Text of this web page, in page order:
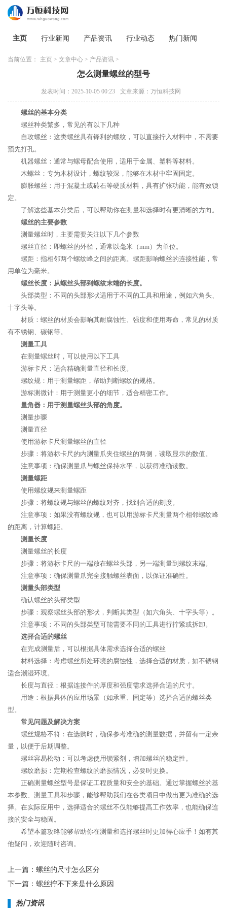
主页 行业新闻 产品资讯 行业动态 热门新闻
当前位置： 主页 > 文章中心 > 产品资讯 >
怎么测量螺丝的型号
发表时间：2025-10-05 00:23 文章来源：万恒科技网
螺丝的基本分类
螺丝种类繁多，常见的有以下几种
自攻螺丝：这类螺丝具有锋利的螺纹，可以直接拧入材料中，不需要
预先打孔。
机器螺丝：通常与螺母配合使用，适用于金属、塑料等材料。
木螺丝：专为木材设计，螺纹较深，能够在木材中牢固固定。
膨胀螺丝：用于混凝土或砖石等硬质材料，具有扩张功能，能有效锁
定。
了解这些基本分类后，可以帮助你在测量和选择时有更清晰的方向。
螺丝的主要参数
测量螺丝时，主要需要关注以下几个参数
螺丝直径：即螺丝的外径，通常以毫米（mm）为单位。
螺距：指相邻两个螺纹峰之间的距离。螺距影响螺丝的连接性能，常
用单位为毫米。
螺丝长度：从螺丝头部到螺纹末端的长度。
头部类型：不同的头部形状适用于不同的工具和用途，例如六角头、
十字头等。
材质：螺丝的材质会影响其耐腐蚀性、强度和使用寿命，常见的材质
有不锈钢、碳钢等。
测量工具
在测量螺丝时，可以使用以下工具
游标卡尺：适合精确测量直径和长度。
螺纹规：用于测量螺距，帮助判断螺纹的规格。
游标测微计：用于测量更小的细节，适合精密工作。
量角器：用于测量螺丝头部的角度。
测量步骤
测量直径
使用游标卡尺测量螺丝的直径
步骤：将游标卡尺的内测量爪夹住螺丝的两侧，读取显示的数值。
注意事项：确保测量爪与螺丝保持水平，以获得准确读数。
测量螺距
使用螺纹规来测量螺距
步骤：将螺纹规与螺丝的螺纹对齐，找到合适的刻度。
注意事项：如果没有螺纹规，也可以用游标卡尺测量两个相邻螺纹峰
的距离，计算螺距。
测量长度
测量螺丝的长度
步骤：将游标卡尺的一端放在螺丝头部，另一端测量到螺纹末端。
注意事项：确保测量爪完全接触螺丝表面，以保证准确性。
测量头部类型
确认螺丝的头部类型
步骤：观察螺丝头部的形状，判断其类型（如六角头、十字头等）。
注意事项：不同的头部类型可能需要不同的工具进行拧紧或拆卸。
选择合适的螺丝
在完成测量后，可以根据具体需求选择合适的螺丝
材料选择：考虑螺丝所处环境的腐蚀性，选择合适的材质，如不锈钢
适合潮湿环境。
长度与直径：根据连接件的厚度和强度需求选择合适的尺寸。
用途：根据具体的应用场景（如承重、固定等）选择合适的螺丝类
型。
常见问题及解决方案
螺丝规格不符：在选购时，确保参考准确的测量数据，并留有一定余
量，以便于后期调整。
螺丝容易松动：可以考虑使用锁紧剂，增加螺丝的稳定性。
螺纹磨损：定期检查螺纹的磨损情况，必要时更换。
正确测量螺丝型号是保证工程质量和安全的基础。通过掌握螺丝的基
本参数、测量工具和步骤，能够帮助我们在各类项目中做出更为准确的选
择。在实际应用中，选择适合的螺丝不仅能够提高工作效率，也能确保连
接的安全与稳固。
希望本篇攻略能够帮助你在测量和选择螺丝时更加得心应手！如有其
他疑问，欢迎随时咨询。
上一篇： 螺丝的尺寸怎么区分
下一篇： 螺丝拧不下来是什么原因
热门资讯